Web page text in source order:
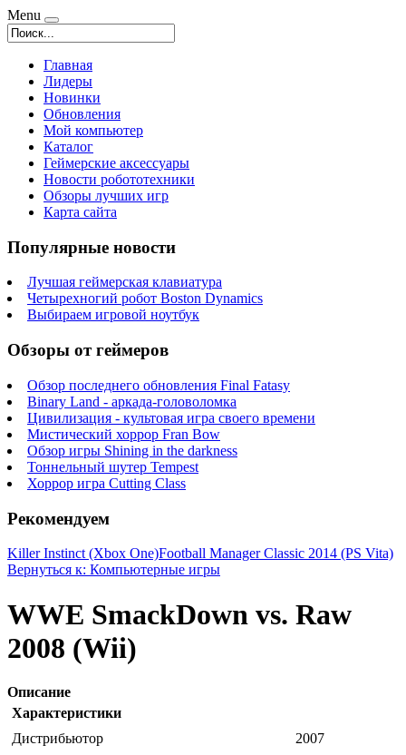
Menu
Главная
Лидеры
Новинки
Обновления
Мой компьютер
Каталог
Геймерские аксессуары
Новости робототехники
Обзоры лучших игр
Карта сайта
Популярные новости
Лучшая геймерская клавиатура
Четырехногий робот Boston Dynamics
Выбираем игровой ноутбук
Обзоры от геймеров
Обзор последнего обновления Final Fatasy
Binary Land - аркада-головоломка
Цивилизация - культовая игра своего времени
Мистический хоррор Fran Bow
Обзор игры Shining in the darkness
Тоннельный шутер Tempest
Хоррор игра Cutting Class
Рекомендуем
Killer Instinct (Xbox One)Football Manager Classic 2014 (PS Vita)
Вернуться к: Компьютерные игры
WWE SmackDown vs. Raw
2008 (Wii)
Описание
Характеристики
Дистрибьютор
2007